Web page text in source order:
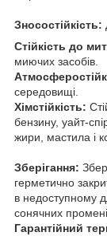
Зносостійкість:
Стійкість до
миючих засобів.
середовищі.
Хімстійкість:
бензину, уайт-
жири, мастила і
Зберігання:
герметично
в недоступному
сонячних
Гарантійний